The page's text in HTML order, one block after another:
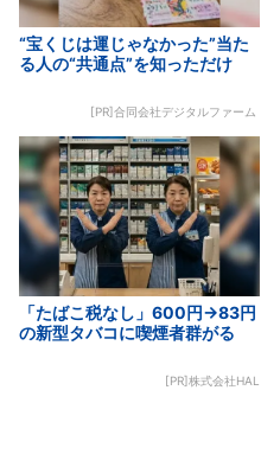
“宝くじは運じゃなかった”当た
る人の“共通点”を知っただけ
[PR]合同会社デジタルファーム
「たばこ税なし」600円→83円
の新型タバコに喫煙者群がる
[PR]株式会社HAL